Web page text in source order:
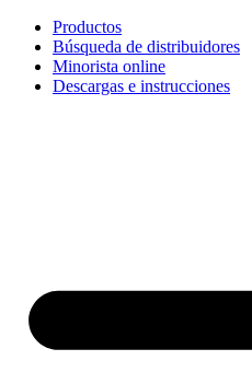
contenido
Productos
Búsqueda de distribuidores
Minorista online
Descargas e instrucciones